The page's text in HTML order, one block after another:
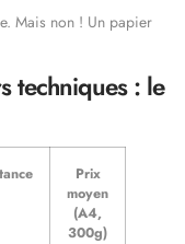
Mais non ! Un papier
techniques : le
Prix
moyen
(A4,
300g)